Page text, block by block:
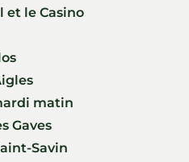
et le Casino
matin
Gaves
Savin